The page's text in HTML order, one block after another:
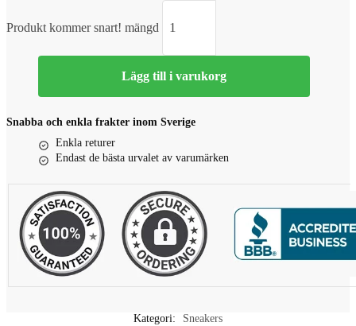
Produkt kommer snart! mängd
Lägg till i varukorg
Snabba och enkla frakter inom Sverige
Enkla returer
Endast de bästa urvalet av varumärken
Kategori: Sneakers